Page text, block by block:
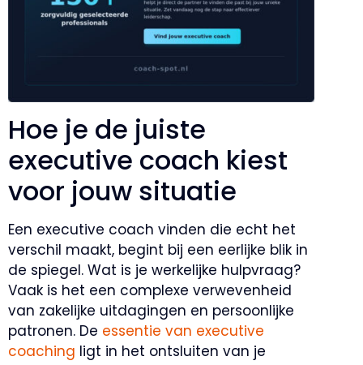
Hoe je de juiste
executive coach kiest
voor jouw situatie
Een executive coach vinden die echt het
verschil maakt, begint bij een eerlijke blik in
de spiegel. Wat is je werkelijke hulpvraag?
Vaak is het een complexe verwevenheid
van zakelijke uitdagingen en persoonlijke
patronen. De essentie van executive
coaching ligt in het ontsluiten van je